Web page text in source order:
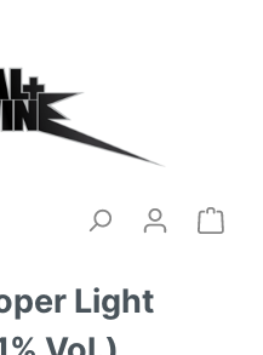
Light